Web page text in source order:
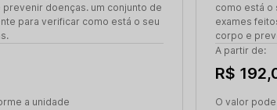
doenças. um conjunto de
para verificar como está o seu
a unidade
como está o
exames
corpo e
A partir de:
R$
O valor